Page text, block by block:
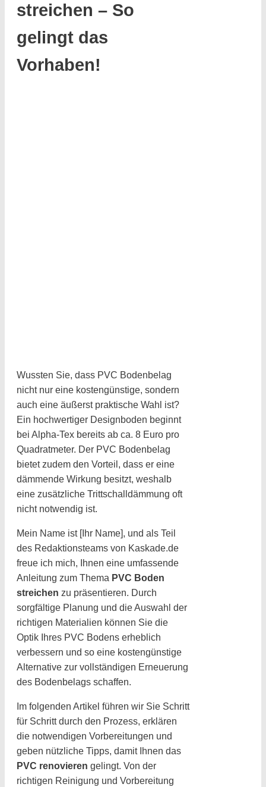
streichen – So
gelingt das
Vorhaben!
Wussten Sie, dass PVC Bodenbelag
nicht nur eine kostengünstige, sondern
auch eine äußerst praktische Wahl ist?
Ein hochwertiger Designboden beginnt
bei Alpha-Tex bereits ab ca. 8 Euro pro
Quadratmeter. Der PVC Bodenbelag
bietet zudem den Vorteil, dass er eine
dämmende Wirkung besitzt, weshalb
eine zusätzliche Trittschalldämmung oft
nicht notwendig ist.
Mein Name ist [Ihr Name], und als Teil
des Redaktionsteams von Kaskade.de
freue ich mich, Ihnen eine umfassende
Anleitung zum Thema PVC Boden
streichen zu präsentieren. Durch
sorgfältige Planung und die Auswahl der
richtigen Materialien können Sie die
Optik Ihres PVC Bodens erheblich
verbessern und so eine kostengünstige
Alternative zur vollständigen Erneuerung
des Bodenbelags schaffen.
Im folgenden Artikel führen wir Sie Schritt
für Schritt durch den Prozess, erklären
die notwendigen Vorbereitungen und
geben nützliche Tipps, damit Ihnen das
PVC renovieren gelingt. Von der
richtigen Reinigung und Vorbereitung